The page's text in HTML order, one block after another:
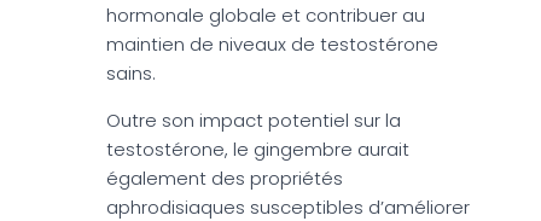
hormonale globale et contribuer au
maintien de niveaux de testostérone
sains.
Outre son impact potentiel sur la
testostérone, le gingembre aurait
également des propriétés
aphrodisiaques susceptibles d’améliorer